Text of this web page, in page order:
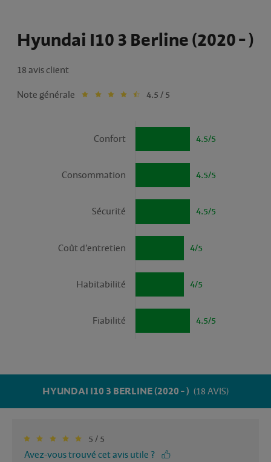
Hyundai I10 3 Berline (2020 - )
18 avis client
Note générale 4.5 / 5
4.5/5
Confort
4.5/5
Consommation
4.5/5
Sécurité
4/5
Coût d’entretien
4/5
Habitabilité
4.5/5
Fiabilité
HYUNDAI I10 3 BERLINE (2020 - ) (18 AVIS)
5 / 5
Avez-vous trouvé cet avis utile ?